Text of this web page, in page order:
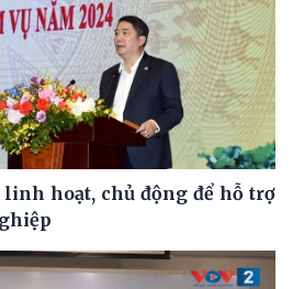
hoạt, chủ động để hỗ trợ